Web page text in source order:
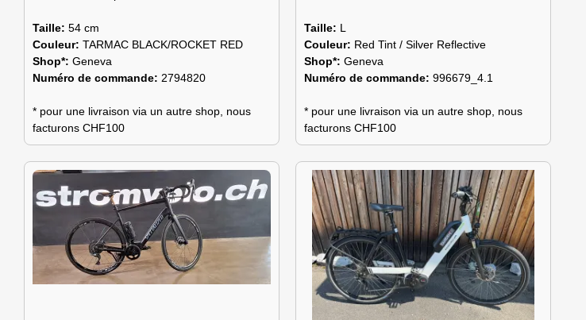
Taille: 54 cm
Couleur: TARMAC BLACK/ROCKET RED
Shop*: Geneva
Numéro de commande: 2794820
* pour une livraison via un autre shop, nous
facturons CHF100
Taille: L
Couleur: Red Tint / Silver Reflective
Shop*: Geneva
Numéro de commande: 996679_4.1
* pour une livraison via un autre shop, nous
facturons CHF100